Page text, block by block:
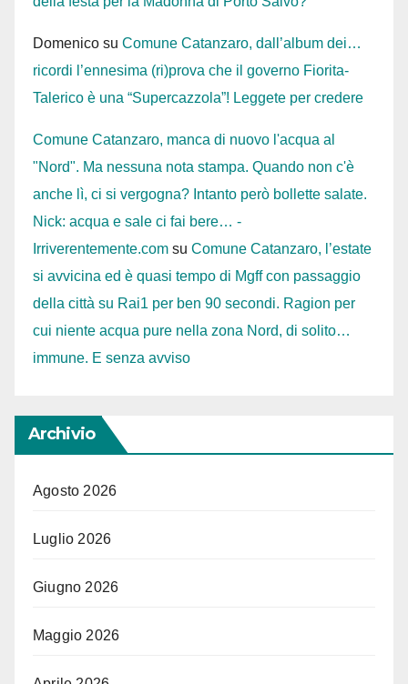
Domenico su Comune Catanzaro, dall’album dei…
ricordi l’ennesima (ri)prova che il governo Fiorita-
Talerico è una “Supercazzola”! Leggete per credere
Comune Catanzaro, manca di nuovo l'acqua al
"Nord". Ma nessuna nota stampa. Quando non c'è
anche lì, ci si vergogna? Intanto però bollette salate.
Nick: acqua e sale ci fai bere… -
Irriverentemente.com su Comune Catanzaro, l’estate
si avvicina ed è quasi tempo di Mgff con passaggio
della città su Rai1 per ben 90 secondi. Ragion per
cui niente acqua pure nella zona Nord, di solito…
immune. E senza avviso
Archivio
Agosto 2026
Luglio 2026
Giugno 2026
Maggio 2026